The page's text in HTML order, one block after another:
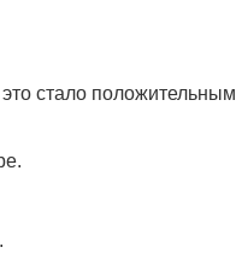
стало положительным